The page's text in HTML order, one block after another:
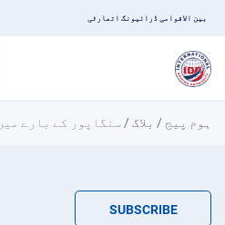
بین الاقوامی ڈرائیونگ اتھارٹی
ہوم پیج / بلاگ/ سنگاپور کے بارے میں 10 دلچسپ حقائق
SUBSCRIBE